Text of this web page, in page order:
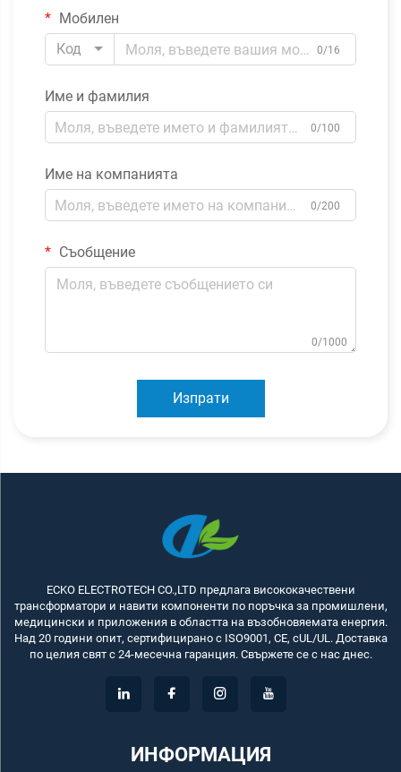
Мобилен
Код
0/16
Име и фамилия
0/100
Име на компанията
0/200
Съобщение
0/1000
Изпрати
ECKO ELECTROTECH CO.,LTD предлага висококачествени
трансформатори и навити компоненти по поръчка за промишлени,
медицински и приложения в областта на възобновяемата енергия.
Над 20 години опит, сертифицирано с ISO9001, CE, cUL/UL. Доставка
по целия свят с 24-месечна гаранция. Свържете се с нас днес.
ИНФОРМАЦИЯ